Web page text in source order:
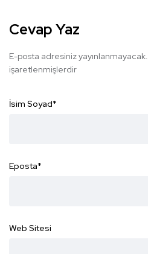
Cevap Yaz
E-posta adresiniz yayınlanmayacak.
işaretlenmişlerdir
İsim Soyad*
Eposta*
Web Sitesi